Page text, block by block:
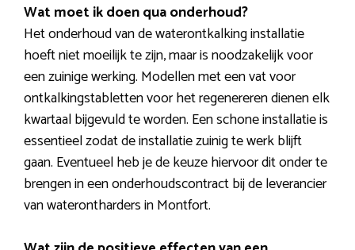
Wat moet ik doen qua onderhoud?
Het onderhoud van de waterontkalking installatie
hoeft niet moeilijk te zijn, maar is noodzakelijk voor
een zuinige werking. Modellen met een vat voor
ontkalkingstabletten voor het regenereren dienen elk
kwartaal bijgevuld te worden. Een schone installatie is
essentieel zodat de installatie zuinig te werk blijft
gaan. Eventueel heb je de keuze hiervoor dit onder te
brengen in een onderhoudscontract bij de leverancier
van waterontharders in Montfort.